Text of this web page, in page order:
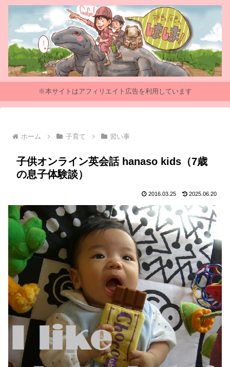
※本サイトはアフィリエイト広告を利用しています
ホーム 子育て 習い事
子供オンライン英会話 hanaso kids（7歳
の息子体験談）
2016.03.25 2025.06.20